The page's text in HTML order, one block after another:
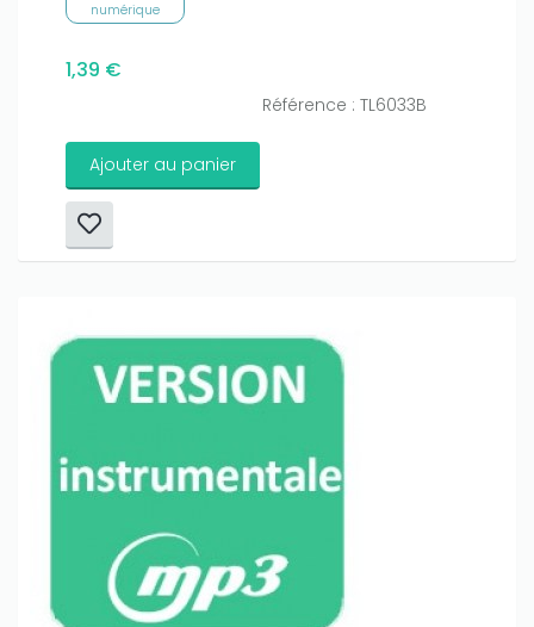
numérique
1,39 €
Référence : TL6033B
Ajouter au panier